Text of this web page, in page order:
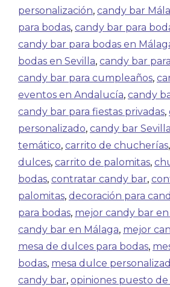
personalización, candy bar
para bodas, candy bar para
candy bar para bodas en
bodas en Sevilla, candy bar
candy bar para cumpleaños,
eventos en Andalucía, candy
candy bar para fiestas privadas,
personalizado, candy bar Sevilla
temático, carrito de chucherías,
dulces, carrito de palomitas,
bodas, contratar candy bar,
palomitas, decoración para
para bodas, mejor candy bar en
candy bar en Málaga, mejor
mesa de dulces para bodas,
bodas, mesa dulce
candy bar, opiniones puesto